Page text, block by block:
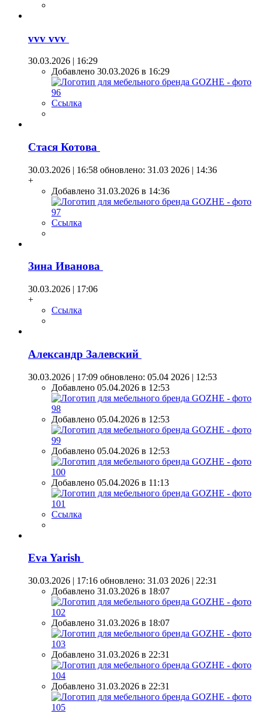
vvv vvv
30.03.2026 | 16:29
Добавлено 30.03.2026 в 16:29
Ссылка
Стася Котова
30.03.2026 | 16:58 обновлено: 31.03 2026 | 14:36
+
Добавлено 31.03.2026 в 14:36
Ссылка
Зина Иванова
30.03.2026 | 17:06
+
Ссылка
Александр Залевский
30.03.2026 | 17:09 обновлено: 05.04 2026 | 12:53
Добавлено 05.04.2026 в 12:53
Добавлено 05.04.2026 в 12:53
Добавлено 05.04.2026 в 12:53
Добавлено 05.04.2026 в 11:13
Ссылка
Eva Yarish
30.03.2026 | 17:16 обновлено: 31.03 2026 | 22:31
Добавлено 31.03.2026 в 18:07
Добавлено 31.03.2026 в 18:07
Добавлено 31.03.2026 в 22:31
Добавлено 31.03.2026 в 22:31